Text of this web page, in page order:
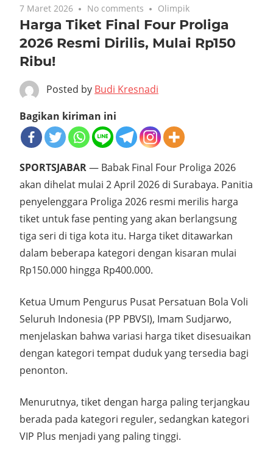
7 Maret 2026 No comments Olimpik
Harga Tiket Final Four Proliga
2026 Resmi Dirilis, Mulai Rp150
Ribu!
Posted by Budi Kresnadi
Bagikan kiriman ini
SPORTSJABAR— Babak Final Four Proliga 2026
akan dihelat mulai 2 April 2026 di Surabaya. Panitia
penyelenggara Proliga 2026 resmi merilis harga
tiket untuk fase penting yang akan berlangsung
tiga seri di tiga kota itu. Harga tiket ditawarkan
dalam beberapa kategori dengan kisaran mulai
Rp150.000 hingga Rp400.000.
Ketua Umum Pengurus Pusat Persatuan Bola Voli
Seluruh Indonesia (PP PBVSI), Imam Sudjarwo,
menjelaskan bahwa variasi harga tiket disesuaikan
dengan kategori tempat duduk yang tersedia bagi
penonton.
Menurutnya, tiket dengan harga paling terjangkau
berada pada kategori reguler, sedangkan kategori
VIP Plus menjadi yang paling tinggi.